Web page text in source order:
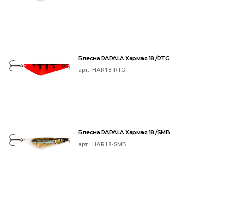
Блесна RAPALA Хармая 18 /RTG
арт.: HAR18-RTG
Блесна RAPALA Хармая 18 /SMB
арт.: HAR18-SMB